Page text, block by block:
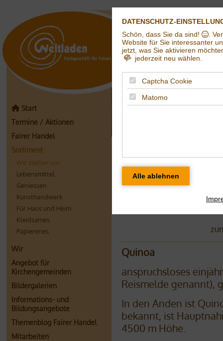
Start
Termine / Aktionen
Fairer Handel
Sortiment
Wir stellen vor
Lebensmittel
Geniessen
Kunsthandwerk
Für Haus und Heim
Kleidsames
Papierenes
Wir
Angebot für
Kirchengemeinden
Bildergalerien
Informations- und
Bildungsangebote
Themenblog Fairer Handel
Mitarbeiten
Weltladen in
Quinoa
anspruchsloses
Reismelde genannt),
In den Anden ist
bekannt, ist
4500 m Höhe.
DATENSCHUTZ-
Schön, dass Sie da sind!
.
Website für Sie interessanter
jetzt, was Sie aktivieren
jederzeit neu wählen.
Captcha Cookie
Matomo